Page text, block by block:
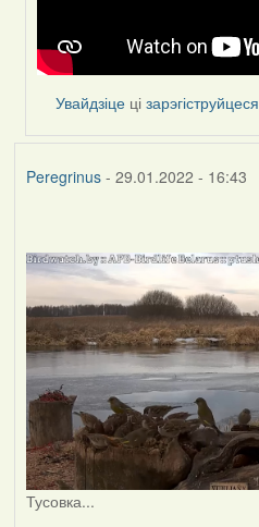
Увайдзіце цізарэгіструйцеся
Peregrinus- 29.01.2022 - 16:43
Тусовка...